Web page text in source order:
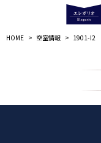
HOME > 空室情報 > 1901-I2